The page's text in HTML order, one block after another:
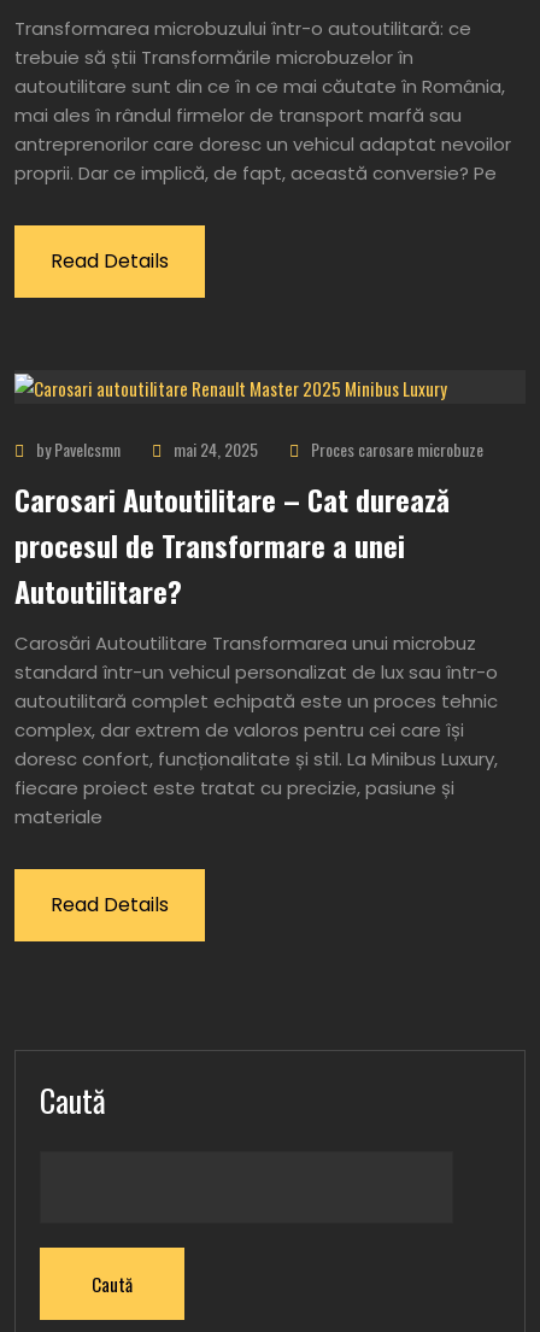
Transformarea microbuzului într-o autoutilitară: ce
trebuie să știi Transformările microbuzelor în
autoutilitare sunt din ce în ce mai căutate în România,
mai ales în rândul firmelor de transport marfă sau
antreprenorilor care doresc un vehicul adaptat nevoilor
proprii. Dar ce implică, de fapt, această conversie? Pe
Read Details
by Pavelcsmn mai 24, 2025 Proces carosare microbuze
Carosari Autoutilitare – Cat durează
procesul de Transformare a unei
Autoutilitare?
Carosări Autoutilitare Transformarea unui microbuz
standard într-un vehicul personalizat de lux sau într-o
autoutilitară complet echipată este un proces tehnic
complex, dar extrem de valoros pentru cei care își
doresc confort, funcționalitate și stil. La Minibus Luxury,
fiecare proiect este tratat cu precizie, pasiune și
materiale
Read Details
Caută
Caută